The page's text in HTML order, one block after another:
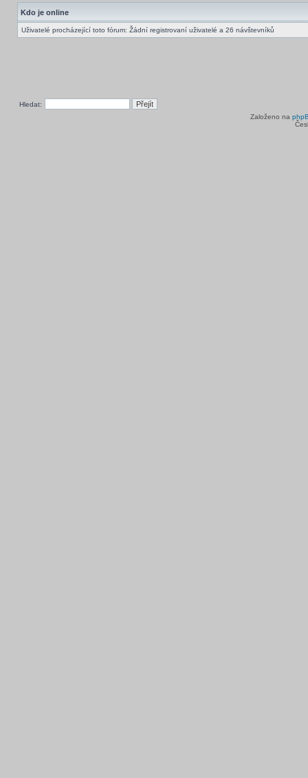
Kdo je online
Uživatelé procházející toto fórum: Žádní registrovaní uživatelé a 26 návštevníků
Hledat:
Založeno na